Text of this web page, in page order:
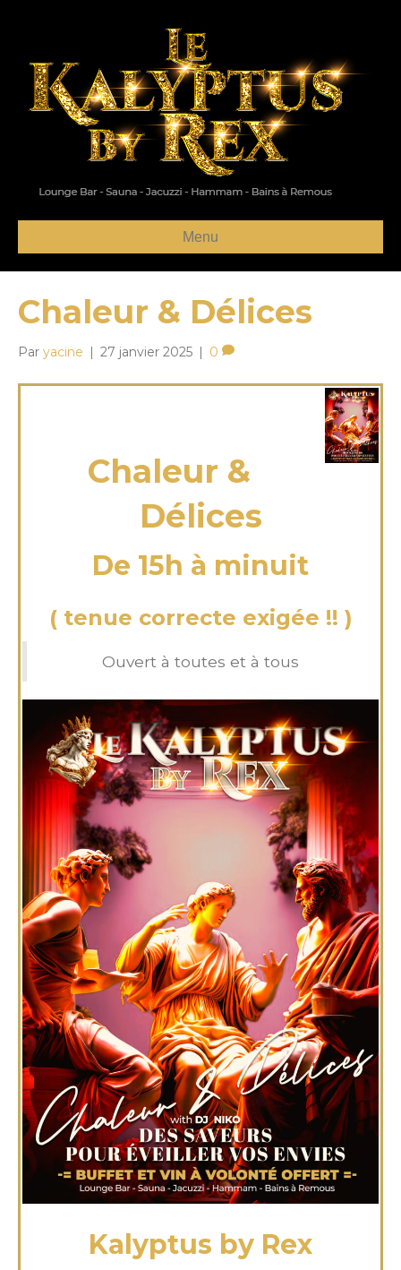
Menu
Chaleur & Délices
Par yacine | 27 janvier 2025 | 0
Chaleur &
Délices
De 15h à minuit
( tenue correcte exigée !! )
Ouvert à toutes et à tous
Kalyptus by Rex